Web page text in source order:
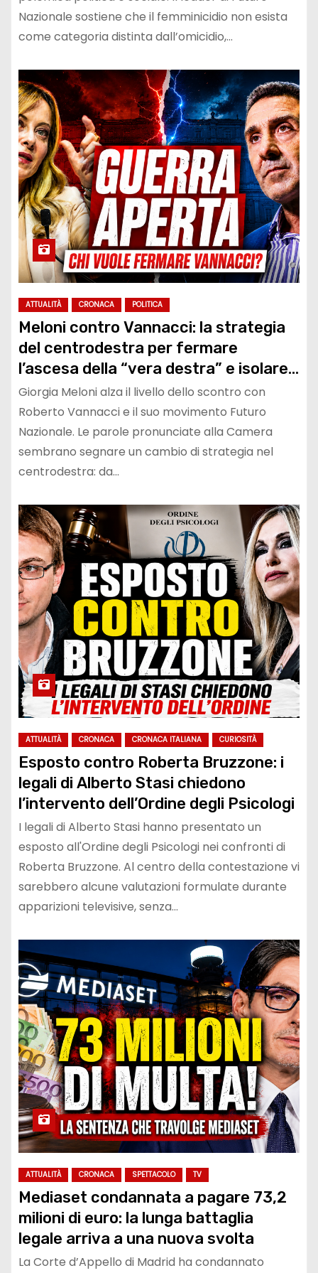
Nazionale sostiene che il femminicidio non esista
come categoria distinta dall’omicidio,…
ATTUALITÀ CRONACA POLITICA
Meloni contro Vannacci: la strategia
del centrodestra per fermare
l’ascesa della “vera destra” e isolare
Futuro Nazionale verso le Politiche
2027
Giorgia Meloni alza il livello dello scontro con
Roberto Vannacci e il suo movimento Futuro
Nazionale. Le parole pronunciate alla Camera
sembrano segnare un cambio di strategia nel
centrodestra: da…
ATTUALITÀ CRONACA CRONACA ITALIANA CURIOSITÀ
Esposto contro Roberta Bruzzone: i
legali di Alberto Stasi chiedono
l’intervento dell’Ordine degli Psicologi
I legali di Alberto Stasi hanno presentato un
esposto all'Ordine degli Psicologi nei confronti di
Roberta Bruzzone. Al centro della contestazione vi
sarebbero alcune valutazioni formulate durante
apparizioni televisive, senza…
ATTUALITÀ CRONACA SPETTACOLO TV
Mediaset condannata a pagare 73,2
milioni di euro: la lunga battaglia
legale arriva a una nuova svolta
La Corte d’Appello di Madrid ha condannato